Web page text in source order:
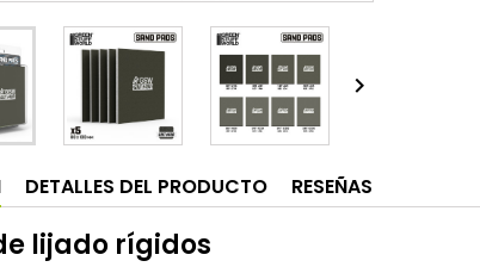

DETALLES DEL PRODUCTO RESEÑAS
lijado rígidos